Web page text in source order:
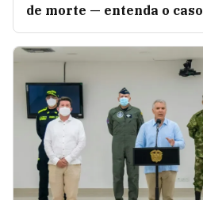
de morte — entenda o caso